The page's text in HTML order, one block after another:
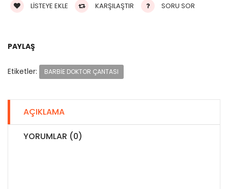
LISTEYE EKLE KARŞILAŞTIR SORU SOR
PAYLAŞ
Etiketler: BARBIE DOKTOR ÇANTASI
AÇIKLAMA
YORUMLAR (0)